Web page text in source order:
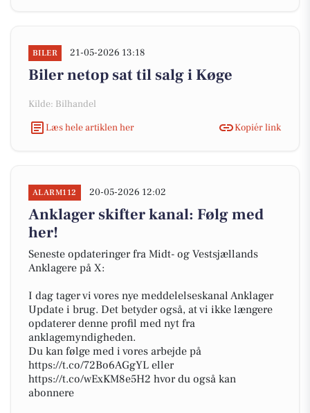
BILER 21-05-2026 13:18
Biler netop sat til salg i Køge
Kilde: Bilhandel
Læs hele artiklen her
Kopiér link
ALARM112 20-05-2026 12:02
Anklager skifter kanal: Følg med
her!
Seneste opdateringer fra Midt- og Vestsjællands
Anklagere på X:
I dag tager vi vores nye meddelelseskanal Anklager
Update i brug. Det betyder også, at vi ikke længere
opdaterer denne profil med nyt fra
anklagemyndigheden.
Du kan følge med i vores arbejde på
https://t.co/72Bo6AGgYL eller
https://t.co/wExKM8e5H2 hvor du også kan
abonnere